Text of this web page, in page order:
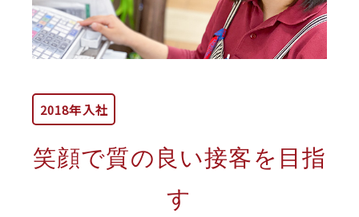
2018年入社
笑顔で質の良い接客を目指
す